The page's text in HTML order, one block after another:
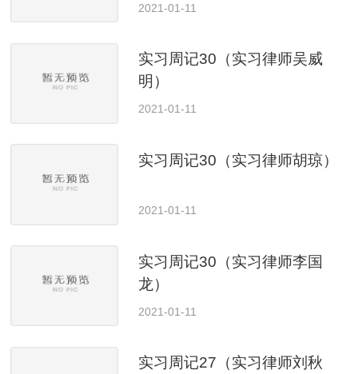
2021-01-11
实习周记30（实习律师吴威
明）
2021-01-11
实习周记30（实习律师胡琼）
2021-01-11
实习周记30（实习律师李国
龙）
2021-01-11
实习周记27（实习律师刘秋